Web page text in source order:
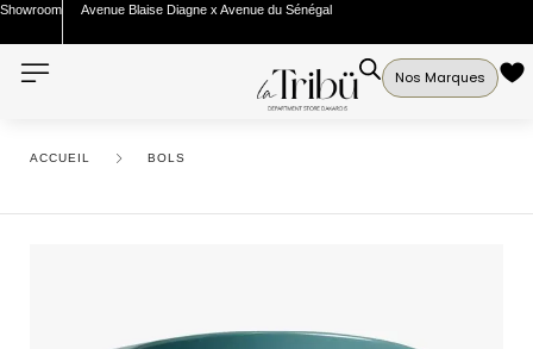
Showroom Avenue Blaise Diagne x Avenue du Sénégal
Nos Marques
ACCUEIL BOLS